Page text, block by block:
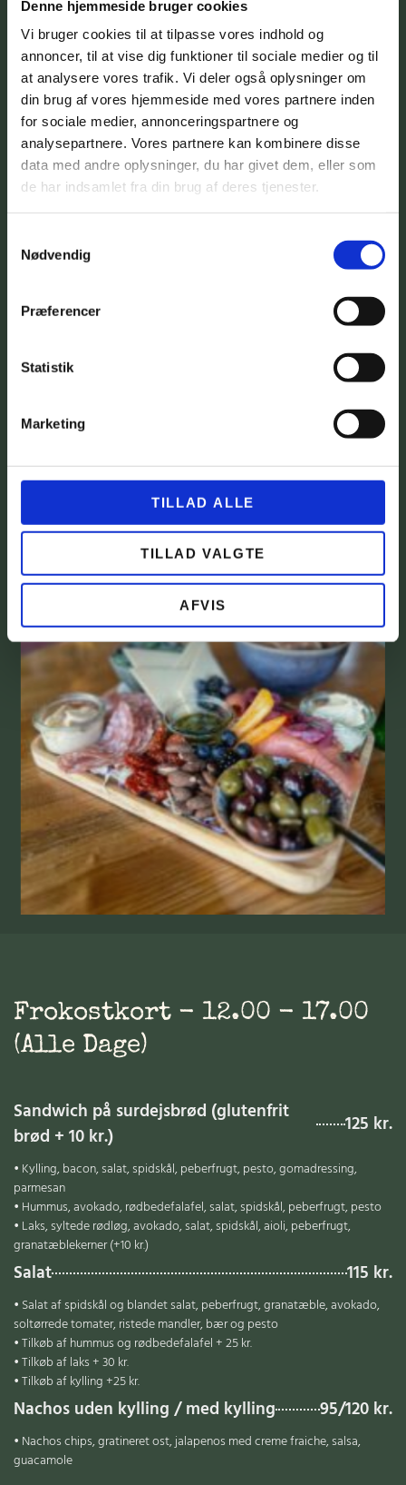
Denne hjemmeside bruger cookies
Vi bruger cookies til at tilpasse vores indhold og
annoncer, til at vise dig funktioner til sociale medier og til
at analysere vores trafik. Vi deler også oplysninger om
din brug af vores hjemmeside med vores partnere inden
for sociale medier, annonceringspartnere og
analysepartnere. Vores partnere kan kombinere disse
data med andre oplysninger, du har givet dem, eller som
de har indsamlet fra din brug af deres tjenester.
Nødvendig
Præferencer
Statistik
Marketing
TILLAD ALLE
TILLAD VALGTE
AFVIS
Frokostkort - 12.00 - 17.00
(alle Dage)
Sandwich på surdejsbrød (glutenfrit
brød + 10 kr.)
125 kr.
• Kylling, bacon, salat, spidskål, peberfrugt, pesto, gomadressing,
parmesan
• Hummus, avokado, rødbedefalafel, salat, spidskål, peberfrugt, pesto
• Laks, syltede rødløg, avokado, salat, spidskål, aioli, peberfrugt,
granatæblekerner (+10 kr.)
Salat 115 kr.
• Salat af spidskål og blandet salat, peberfrugt, granatæble, avokado,
soltørrede tomater, ristede mandler, bær og pesto
• Tilkøb af hummus og rødbedefalafel + 25 kr.
• Tilkøb af laks + 30 kr.
• Tilkøb af kylling +25 kr.
Nachos uden kylling / med kylling 95/120 kr.
• Nachos chips, gratineret ost, jalapenos med creme fraiche, salsa,
guacamole